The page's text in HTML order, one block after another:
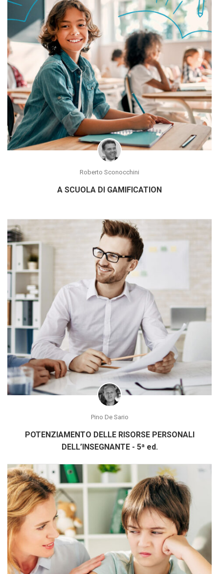
Roberto Sconocchini
A SCUOLA DI GAMIFICATION
Pino De Sario
POTENZIAMENTO DELLE RISORSE PERSONALI
DELL’INSEGNANTE - 5ª ed.